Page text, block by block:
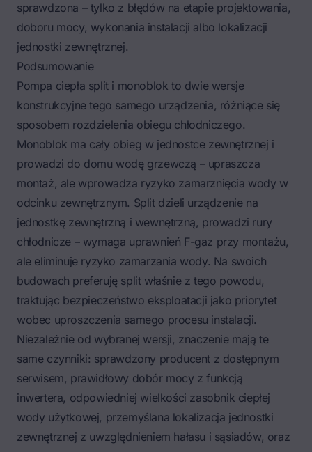
sprawdzona – tylko z błędów na etapie projektowania,
doboru mocy, wykonania instalacji albo lokalizacji
jednostki zewnętrznej.
Podsumowanie
Pompa ciepła split i monoblok to dwie wersje
konstrukcyjne tego samego urządzenia, różniące się
sposobem rozdzielenia obiegu chłodniczego.
Monoblok ma cały obieg w jednostce zewnętrznej i
prowadzi do domu wodę grzewczą – upraszcza
montaż, ale wprowadza ryzyko zamarznięcia wody w
odcinku zewnętrznym. Split dzieli urządzenie na
jednostkę zewnętrzną i wewnętrzną, prowadzi rury
chłodnicze – wymaga uprawnień F-gaz przy montażu,
ale eliminuje ryzyko zamarzania wody. Na swoich
budowach preferuję split właśnie z tego powodu,
traktując bezpieczeństwo eksploatacji jako priorytet
wobec uproszczenia samego procesu instalacji.
Niezależnie od wybranej wersji, znaczenie mają te
same czynniki: sprawdzony producent z dostępnym
serwisem, prawidłowy dobór mocy z funkcją
inwertera, odpowiedniej wielkości zasobnik ciepłej
wody użytkowej, przemyślana lokalizacja jednostki
zewnętrznej z uwzględnieniem hałasu i sąsiadów, oraz